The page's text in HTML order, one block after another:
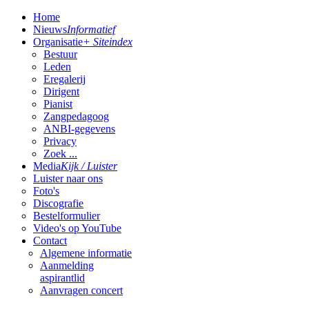
Home
NieuwsInformatief
Organisatie+ Siteindex
Bestuur
Leden
Eregalerij
Dirigent
Pianist
Zangpedagoog
ANBI-gegevens
Privacy
Zoek ...
MediaKijk / Luister
Luister naar ons
Foto's
Discografie
Bestelformulier
Video's op YouTube
Contact
Algemene informatie
Aanmelding
aspirantlid
Aanvragen concert